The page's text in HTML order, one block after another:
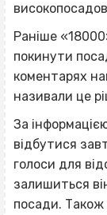
Раніше «
покинути
коментарях
називали це
За
відбутися
голоси для
залишиться
посади. Також